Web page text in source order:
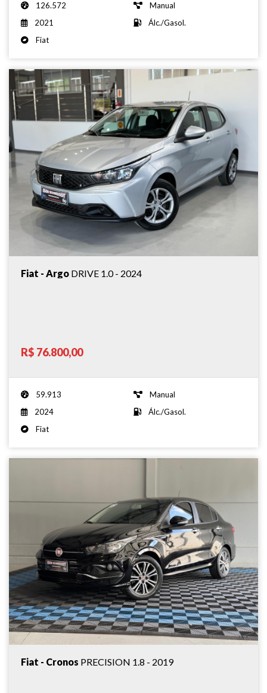
126.572
Manual
2021
Álc./Gasol.
Fiat
Fiat - Argo DRIVE 1.0 - 2024
R$ 76.800,00
59.913
Manual
2024
Álc./Gasol.
Fiat
Fiat - Cronos PRECISION 1.8 - 2019